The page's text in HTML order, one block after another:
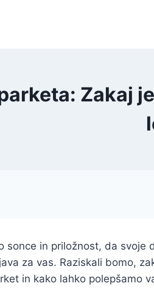
Zakaj
sonce in priložnost, da
za vas. Raziskali bomo,
in kako lahko polepšamo